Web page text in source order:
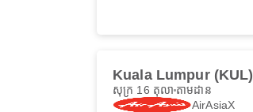
Kuala Lumpur (KUL)
សុក្រ 16 តុលា តាមដាន
AirAsiaX